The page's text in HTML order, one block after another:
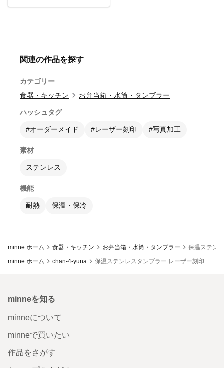
関連の作品を探す
カテゴリー
食器・キッチン
お弁当箱・水筒・タンブラー
ハッシュタグ
#オーダーメイド #レーザー刻印 #写真加工
素材
ステンレス
機能
耐熱 保温・保冷
minne ホーム 食器・キッチン お弁当箱・水筒・タンブラー
保温ステン
minne ホーム
chan-4-yuna 保温ステンレスタンブラー レーザー刻印
minneを知る
minneについて
minneで買いたい
作品をさがす